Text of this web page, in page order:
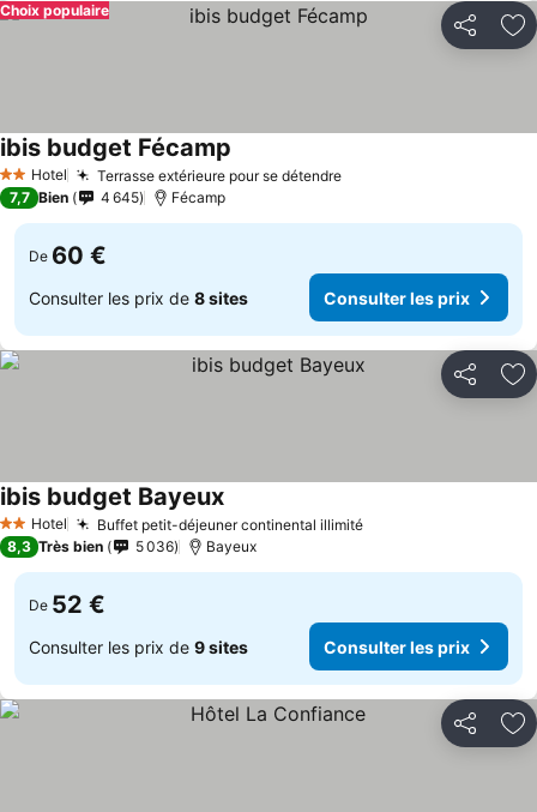
Partager
Choix populaire
2 Étoiles
Hotel Terrasse extérieure pour se détendre
ibis budget Fécamp
7,7 Bien 4 645 Fécamp
De 60 €
Consulter les prix de 8 sites Consulter les prix
Partager
2 Étoiles
Hotel Buffet petit-déjeuner continental illimité
ibis budget Bayeux
8,3 Très bien 5 036 Bayeux
De 52 €
Consulter les prix de 9 sites Consulter les prix
Partager